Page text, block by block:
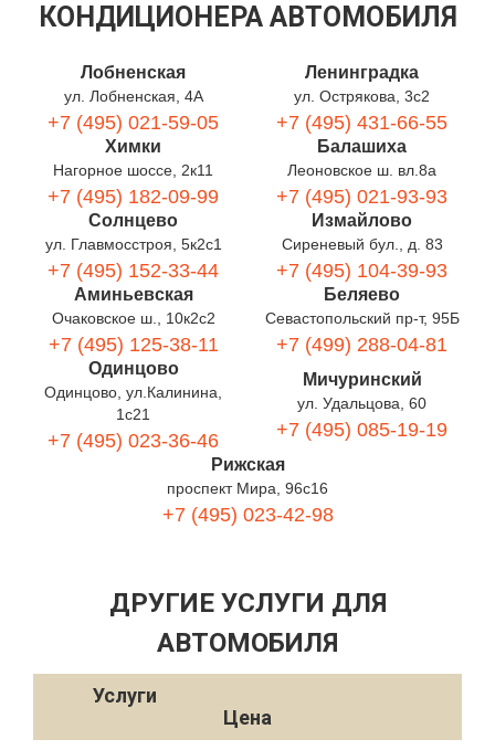
КОНДИЦИОНЕРА АВТОМОБИЛЯ
Лобненская
ул. Лобненская, 4А
+7 (495) 021-59-05
Ленинградка
ул. Острякова, 3с2
+7 (495) 431-66-55
Химки
Нагорное шоссе, 2к11
+7 (495) 182-09-99
Балашиха
Леоновское ш. вл.8а
+7 (495) 021-93-93
Солнцево
ул. Главмосстроя, 5к2с1
+7 (495) 152-33-44
Измайлово
Сиреневый бул., д. 83
+7 (495) 104-39-93
Аминьевская
Очаковское ш., 10к2с2
+7 (495) 125-38-11
Беляево
Севастопольский пр-т, 95Б
+7 (499) 288-04-81
Одинцово
Одинцово, ул.Калинина,
1с21
+7 (495) 023-36-46
Мичуринский
ул. Удальцова, 60
+7 (495) 085-19-19
Рижская
проспект Мира, 96с16
+7 (495) 023-42-98
ДРУГИЕ УСЛУГИ ДЛЯ
АВТОМОБИЛЯ
Услуги
Цена